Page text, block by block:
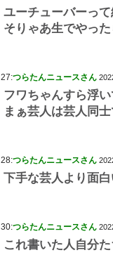
ユーチューバーっ
そりゃあ生でやっ
27:つらたんニュースさん
フワちゃんすら浮
まぁ芸人は芸人同
28:つらたんニュースさん
下手な芸人より面白
30:つらたんニュースさん
これ書いた人自分